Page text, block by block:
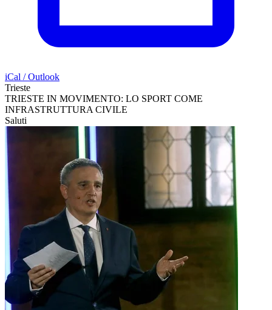
iCal / Outlook
Trieste
TRIESTE IN MOVIMENTO: LO SPORT COME
INFRASTRUTTURA CIVILE
Saluti